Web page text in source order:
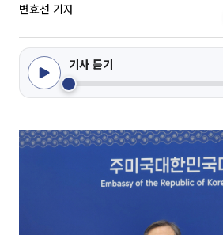
변효선 기자
기사 듣기